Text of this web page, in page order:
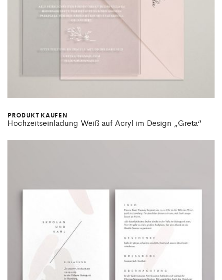
PRODUKT KAUFEN
Hochzeitseinladung Weiß auf Acryl im Design „Greta“